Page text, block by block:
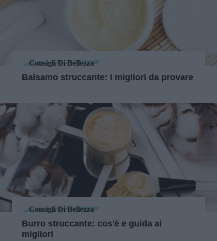
Consigli Di Bellezza
Balsamo struccante: i migliori da provare
Consigli Di Bellezza
Burro struccante: cos'è e guida ai
migliori